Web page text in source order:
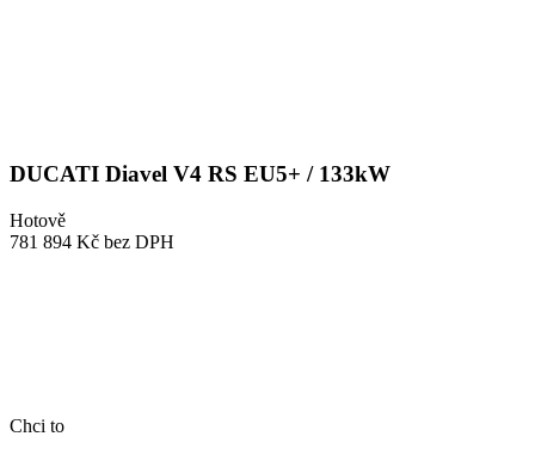
DUCATI Diavel V4 RS EU5+ / 133kW
Hotově
781 894 Kč bez DPH
Chci to